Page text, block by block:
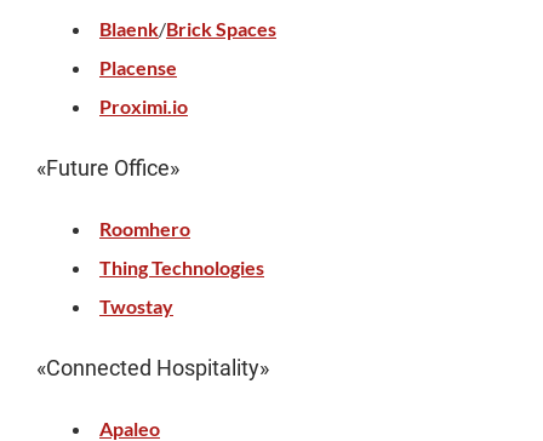
Blaenk/Brick Spaces
Placense
Proximi.io
«Future Office»
Roomhero
Thing Technologies
Twostay
«Connected Hospitality»
Apaleo